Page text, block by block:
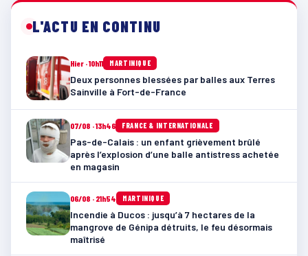
L'ACTU EN CONTINU
Hier · 10h11 MARTINIQUE
Deux personnes blessées par balles aux Terres
Sainville à Fort-de-France
07/08 · 13h46 FRANCE & INTERNATIONALE
Pas-de-Calais : un enfant grièvement brûlé
après l’explosion d’une balle antistress achetée
en magasin
06/08 · 21h54 MARTINIQUE
Incendie à Ducos : jusqu’à 7 hectares de la
mangrove de Génipa détruits, le feu désormais
maîtrisé